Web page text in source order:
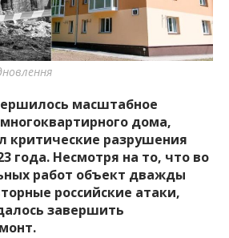
важную информацию о событиях
города Запорожья и области.
масштабное
дома,
критические разрушения
года. Несмотря на то, что во
работ объект дважды
российские атаки,
завершить